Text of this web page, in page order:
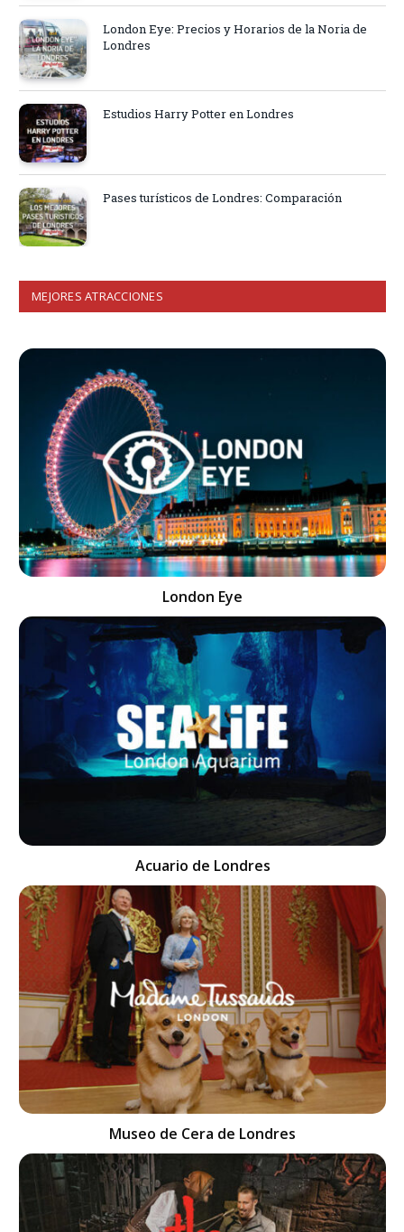
London Eye: Precios y Horarios de la Noria de
Londres
Estudios Harry Potter en Londres
Pases turísticos de Londres: Comparación
MEJORES ATRACCIONES
London Eye
Acuario de Londres
Museo de Cera de Londres